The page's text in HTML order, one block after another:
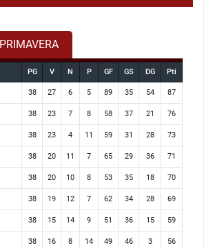
PRIMAVERA
PG V N P GF GS DG Pti
38 27 6 5 89 35 54 87
38 23 7 8 58 37 21 76
38 23 4 11 59 31 28 73
38 20 11 7 65 29 36 71
38 20 10 8 53 35 18 70
38 19 12 7 62 34 28 69
38 15 14 9 51 36 15 59
38 16 8 14 49 46 3 56